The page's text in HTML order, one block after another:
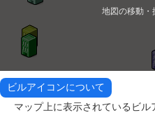
地図の移動・
ビルアイコンについて
マップ上に表示されているビ